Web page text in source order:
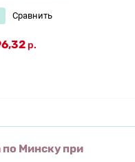
Сравнить
р.
по Минску при